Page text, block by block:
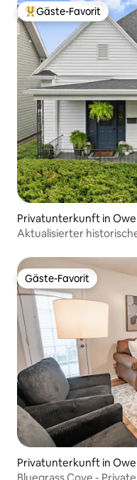
Beliebter Gäste-Favorit.
Gäste-Favorit
Privatunterkunft in
Aktualisierter
Gäste-Favorit
Gäste-Favorit
Privatunterkunft in